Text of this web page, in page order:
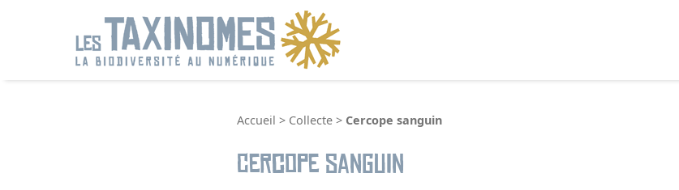
Accueil > Collecte > Cercope sanguin
Cercope sanguin